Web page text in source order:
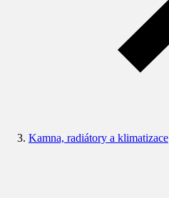
Kamna, radiátory a klimatizace